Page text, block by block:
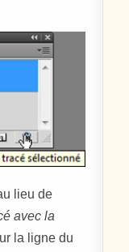
lieu de
avec la
la ligne du